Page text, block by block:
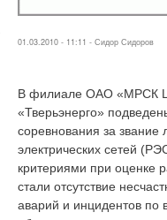
01.03.2010 - 11:11 - Сидор Сидоров
В филиале ОАО «МРСК
«Тверьэнерго»
соревнования за звание
электрических сетей
критериями при оценке
стали отсутствие
аварий и инцидентов по